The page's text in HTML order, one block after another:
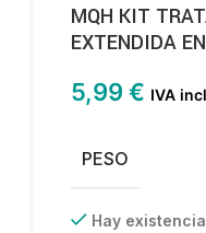
MQH KIT
EXTENDIDA
5,99 € IVA
PESO
Hay